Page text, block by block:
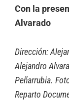
Con la
Alvarado
Dirección:
Alejandro
Peñarrubia.
Reparto